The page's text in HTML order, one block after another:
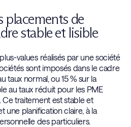
placements de
stable et lisible
values réalisés par une société
sont imposés dans le cadre
taux normal, ou 15 % sur la
au taux réduit pour les PME
Ce traitement est stable et
planification claire, à la
des particuliers.